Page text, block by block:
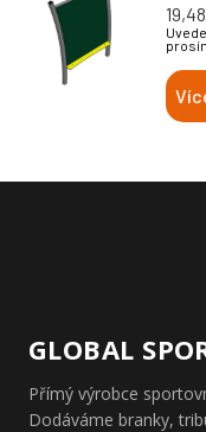
GLOBAL
Přímý výrobce
Dodáváme branky,